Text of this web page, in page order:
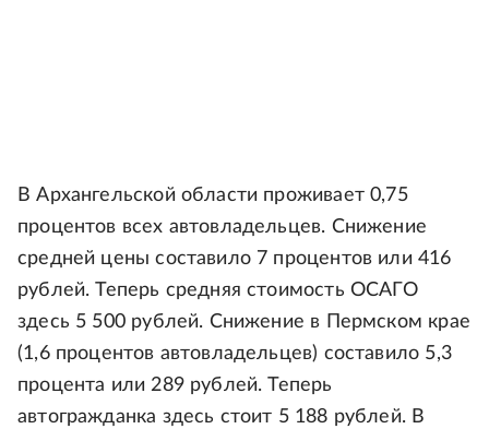
В Архангельской области проживает 0,75
процентов всех автовладельцев. Снижение
средней цены составило 7 процентов или 416
рублей. Теперь средняя стоимость ОСАГО
здесь 5 500 рублей. Снижение в Пермском крае
(1,6 процентов автовладельцев) составило 5,3
процента или 289 рублей. Теперь
автогражданка здесь стоит 5 188 рублей. В